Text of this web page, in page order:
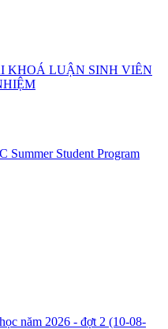
KHOÁ LUẬN SINH VIÊN
Student Program
năm 2026 - đợt 2 (10-08-